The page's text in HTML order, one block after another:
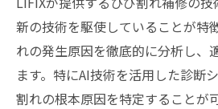
新の技術を駆使していることが特
れの発生原因を徹底的に分析し、
ます。特にAI技術を活用した診断
割れの根本原因を特定することが